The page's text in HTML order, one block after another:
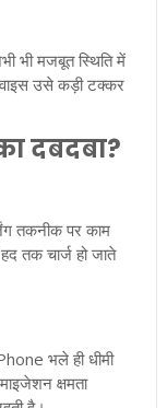
भी मजबूत स्थिति में
उसे कड़ी टक्कर
दबदबा?
तकनीक पर काम
तक चार्ज हो जाते
भले ही धीमी
क्षमता